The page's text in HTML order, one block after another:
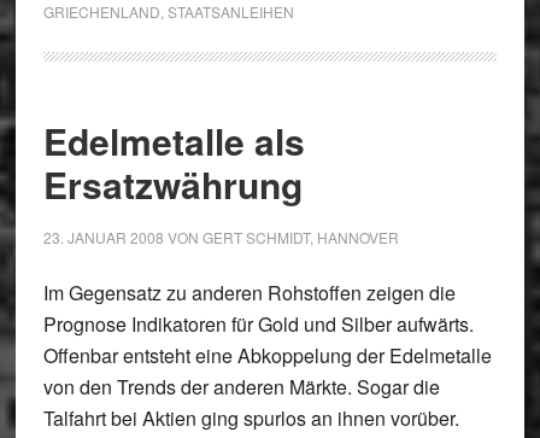
GRIECHENLAND STAATSANLEIHEN
Edelmetalle als
Ersatzwährung
23. JANUAR 2008 VON GERT SCHMIDT, HANNOVER
Im Gegensatz zu anderen Rohstoffen zeigen die
Prognose Indikatoren für Gold und Silber aufwärts.
Offenbar entsteht eine Abkoppelung der Edelmetalle
von den Trends der anderen Märkte. Sogar die
Talfahrt bei Aktien ging spurlos an ihnen vorüber.